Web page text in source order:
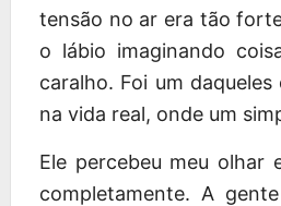
tensão no ar era tão
o lábio imaginando
caralho. Foi um
na vida real, onde um
Ele percebeu meu olhar
completamente. A